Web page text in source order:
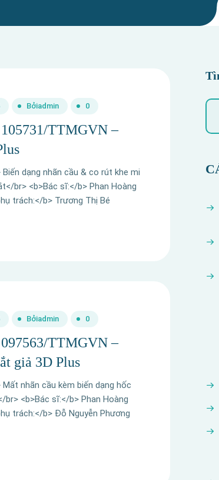
Bởiadmin 0
105731/TTMGVN –
dạng nhãn cầu & co rút khe mi
br> <b>Bác sĩ:</b> Phan Hoàng
trách:</b> Trương Thị Bé
Bởiadmin 0
097563/TTMGVN –
giả 3D Plus
nhãn cầu kèm biến dạng hốc
<b>Bác sĩ:</b> Phan Hoàng
trách:</b> Đỗ Nguyễn Phương